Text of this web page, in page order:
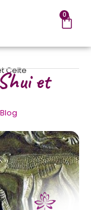
0
Celte et
Blog